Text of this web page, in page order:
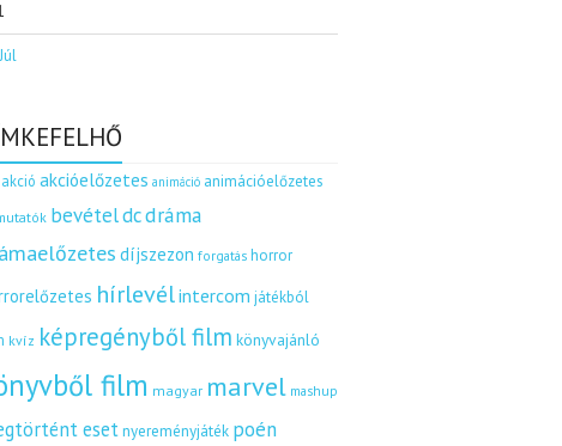
akció akcióelőzetes animáció animációelőzetes
bevételdcdráma
díjszezon forgatás horror
hírlevélintercom játékból
kvíz képregényből film könyvajánló
film magyar marvel mashup
esetnyereményjáték poén